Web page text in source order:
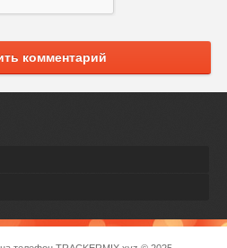
комментарий